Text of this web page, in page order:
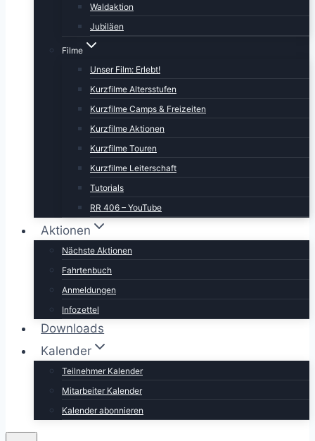
Waldaktion
Jubiläen
Filme
Unser Film: Erlebt!
Kurzfilme Altersstufen
Kurzfilme Camps & Freizeiten
Kurzfilme Aktionen
Kurzfilme Touren
Kurzfilme Leiterschaft
Tutorials
RR 406 – YouTube
Aktionen
Nächste Aktionen
Fahrtenbuch
Anmeldungen
Infozettel
Downloads
Kalender
Teilnehmer Kalender
Mitarbeiter Kalender
Kalender abonnieren